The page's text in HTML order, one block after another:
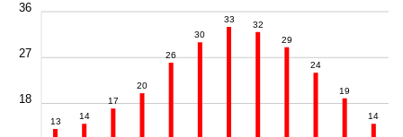
18
27
36
13
14
17
20
26
30
33
32
29
24
19
14